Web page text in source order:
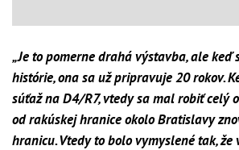
„Je to pomerne drahá výstavba, ale keď
histórie, ona sa už pripravuje 20 rokov.
súťaž na D4/R7, vtedy sa mal robiť celý
od rakúskej hranice okolo Bratislavy
hranicu. Vtedy to bolo vymyslené tak, že